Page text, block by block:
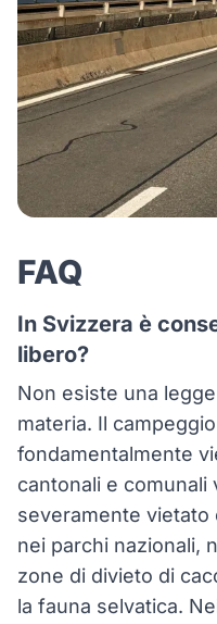
FAQ
In Svizzera è
libero?
Non esiste una
materia. Il
fondamentalmente
cantonali e comunali
severamente vietato
nei parchi nazionali,
zone di divieto di
la fauna selvatica.